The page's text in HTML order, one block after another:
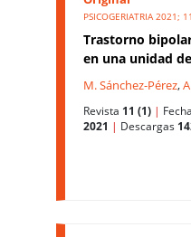
PSICOGERIATRIA 2021;
Trastorno
en una unidad
M. Sánchez-Pérez,
Revista 11 (1) |
2021 | Descargas